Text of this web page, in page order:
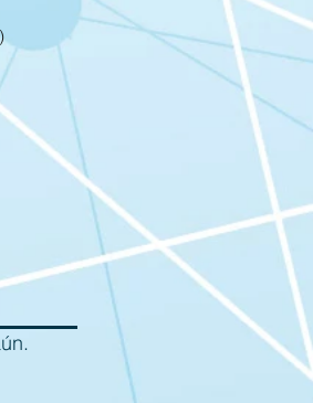
1 entrada
3 entradas
2 entradas